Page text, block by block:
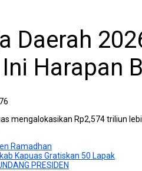
Daerah
Harapan
mengalokasikan Rp2,574 triliun
Ramadhan
Kapuas Gratiskan 50 Lapak
PRESIDEN